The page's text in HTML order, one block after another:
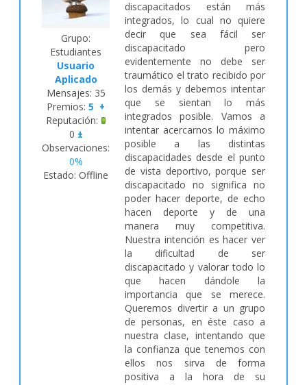
Grupo:
Estudiantes
Usuario
Aplicado
Mensajes: 35
Premios: 5 +
Reputación:
0 ±
Observaciones:
0%
Estado: Offline
discapacitados están más
integrados, lo cual no quiere
decir que sea fácil ser
discapacitado pero
evidentemente no debe ser
traumático el trato recibido por
los demás y debemos intentar
que se sientan lo más
integrados posible. Vamos a
intentar acercarnos lo máximo
posible a las distintas
discapacidades desde el punto
de vista deportivo, porque ser
discapacitado no significa no
poder hacer deporte, de echo
hacen deporte y de una
manera muy competitiva.
Nuestra intención es hacer ver
la dificultad de ser
discapacitado y valorar todo lo
que hacen dándole la
importancia que se merece.
Queremos divertir a un grupo
de personas, en éste caso a
nuestra clase, intentando que
la confianza que tenemos con
ellos nos sirva de forma
positiva a la hora de su